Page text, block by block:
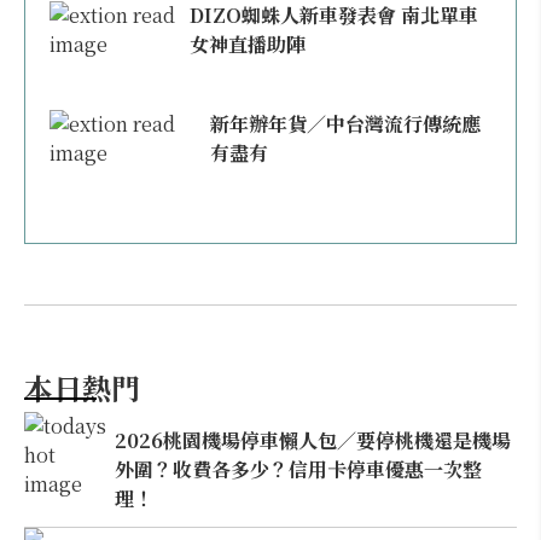
DIZO蜘蛛人新車發表會 南北單車
女神直播助陣
新年辦年貨／中台灣流行傳統應
有盡有
本日熱門
2026桃園機場停車懶人包／要停桃機還是機場
外圍？收費各多少？信用卡停車優惠一次整
理！